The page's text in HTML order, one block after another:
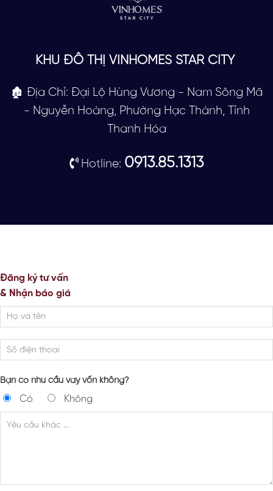
KHU ĐÔ THỊ VINHOMES STAR CITY
🏚 Địa Chỉ: Đại Lộ Hùng Vương - Nam Sông Mã
- Nguyễn Hoàng, Phường Hạc Thành, Tỉnh
Thanh Hóa
Hotline: 0913.85.1313
Đăng ký tư vấn
& Nhận báo giá
Bạn có nhu cầu vay vốn không?
Có Không